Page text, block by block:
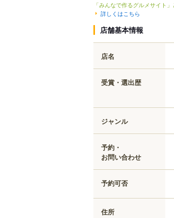
「みんなで作るグルメサイト
詳しくはこちら
店舗基本情報
店名
受賞・選出歴
ジャンル
予約・
お問い合わせ
予約可否
住所